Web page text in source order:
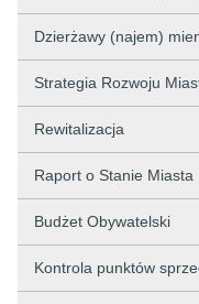
Dzierżawy (najem)
Strategia Rozwoju
Rewitalizacja
Raport o Stanie Miasta
Budżet Obywatelski
Kontrola punktów